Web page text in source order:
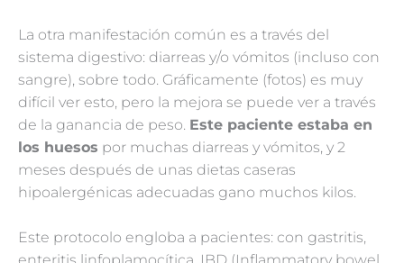
La otra manifestación común es a través del
sistema digestivo: diarreas y/o vómitos (incluso con
sangre), sobre todo. Gráficamente (fotos) es muy
difícil ver esto, pero la mejora se puede ver a través
de la ganancia de peso. Este paciente estaba en
los huesos por muchas diarreas y vómitos, y 2
meses después de unas dietas caseras
hipoalergénicas adecuadas gano muchos kilos.
Este protocolo engloba a pacientes: con gastritis,